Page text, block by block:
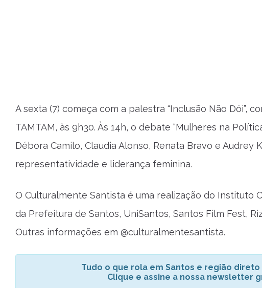
A sexta (7) começa com a palestra “Inclusão Não Dói”,
TAMTAM, às 9h30. Às 14h, o debate “Mulheres na
Débora Camilo, Claudia Alonso, Renata Bravo e Audrey
representatividade e liderança feminina.
O Culturalmente Santista é uma realização do Instituto
da Prefeitura de Santos, UniSantos, Santos Film Fest,
Outras informações em @culturalmentesantista.
Tudo o que rola em Santos e região direto
Clique e assine a nossa newsletter